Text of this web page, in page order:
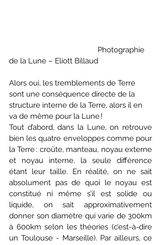
de la Lune – Eliott Billaud
Alors oui, les tremblements de Terre
sont une conséquence directe de la
structure interne de la Terre, alors il en
va de même pour la Lune !
Tout d’abord, dans la Lune, on retrouve
bien les quatre enveloppes comme pour
la Terre : croûte, manteau, noyau externe
et noyau interne, la seule différence
étant leur taille. En réalité, on ne sait
absolument pas de quoi le noyau est
constitué ni même s’il est solide ou
liquide, on sait approximativement
donner son diamètre qui varie de 300km
à 600km selon les théories (c’est-à-dire
un Toulouse - Marseille). Par ailleurs, ce